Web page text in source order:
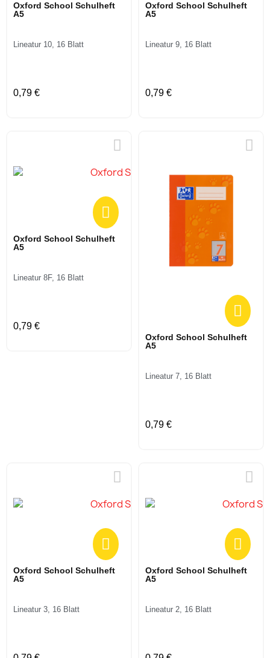
Oxford School Schulheft
A5
Lineatur 10, 16 Blatt
0,79 €
Oxford School Schulheft
A5
Lineatur 9, 16 Blatt
0,79 €
Oxford School Schulheft
A5
Lineatur 8F, 16 Blatt
0,79 €
Oxford School Schulheft
A5
Lineatur 7, 16 Blatt
0,79 €
Oxford School Schulheft
A5
Lineatur 3, 16 Blatt
Oxford School Schulheft
A5
Lineatur 2, 16 Blatt